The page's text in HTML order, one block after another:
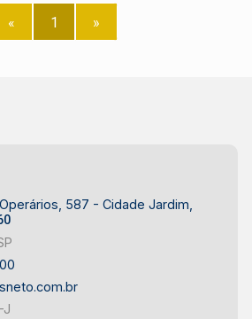
« 1 »
587 - Cidade Jardim,
J